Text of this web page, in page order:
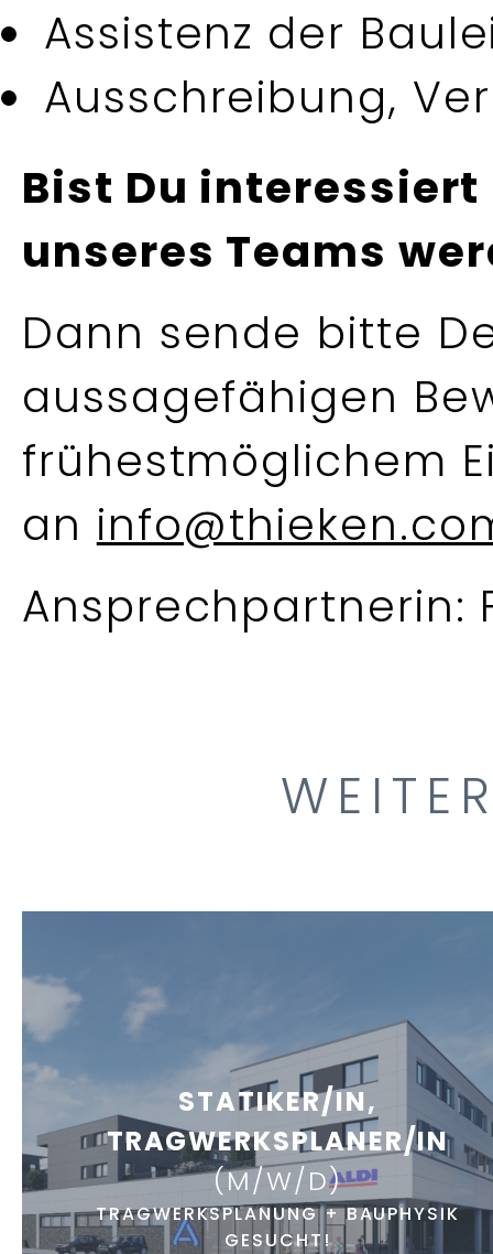
Assistenz der
Ausschreibung,
Bist Du
unseres Teams
Dann sende bitte
aussagefähigen
frühestmöglichem
an
Ansprechpartnerin:
STATIKER/IN,
TRAGWERKSPLANER/IN
(M/W/D)
TRAGWERKSPLANUNG + BAUPHYSIK
GESUCHT!